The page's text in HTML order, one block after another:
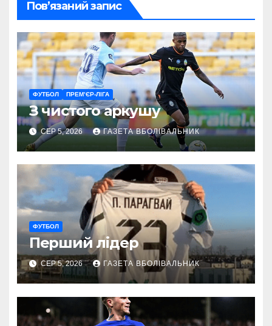
Пов’язаний запис
ФУТБОЛ ПРЕМ’ЄР-ЛІГА
З чистого аркушу
СЕР 5, 2026 ГАЗЕТА ВБОЛІВАЛЬНИК
ФУТБОЛ
Перший лідер
СЕР 5, 2026 ГАЗЕТА ВБОЛІВАЛЬНИК